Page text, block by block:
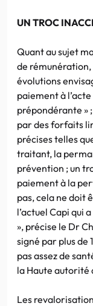
UN TROC
Quant au sujet
de
évolutions
paiement à
prépondérante »
par des forfaits
précises telles
traitant, la
prévention ; un
paiement à la
pas, cela ne doit
l’actuel Capi qui
», précise le Dr
signé par plus de
pas assez de
la Haute autorité
Les